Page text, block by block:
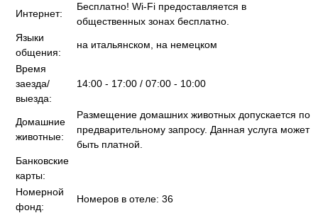
Интернет:
Бесплатно! Wi-Fi предоставляется в
общественных зонах бесплатно.
Языки
общения:
на итальянском, на немецком
Время
заезда/
выезда:
14:00 - 17:00 / 07:00 - 10:00
Домашние
животные:
Размещение домашних животных допускается по
предварительному запросу. Данная услуга может
быть платной.
Банковские
карты:
Номерной
фонд:
Номеров в отеле: 36